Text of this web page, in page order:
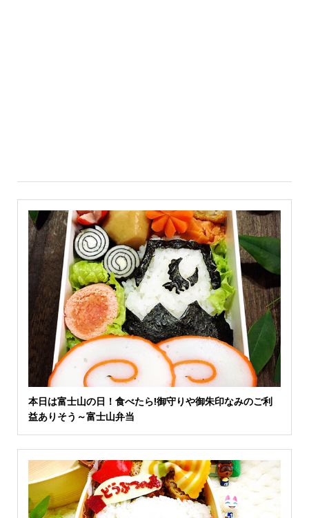
本日は富士山の日！食べたら!御守りや御朱印なみのご利
益ありそう～富士山弁当